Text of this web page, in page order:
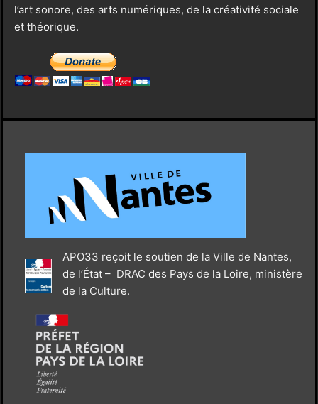
l’art sonore, des arts numériques, de la créativité sociale
et théorique.
APO33 reçoit le soutien de la Ville de Nantes,
de l’État – DRAC des Pays de la Loire, ministère
de la Culture.